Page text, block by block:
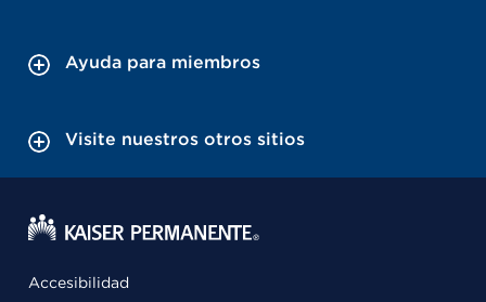
Ayuda para miembros
Visite nuestros otros sitios
Accesibilidad